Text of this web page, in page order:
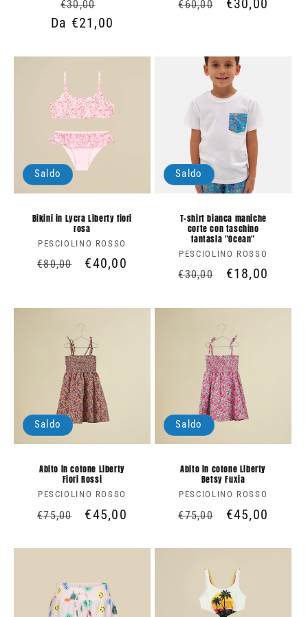
Prezzo
di
€30,00
scontato
Da €21,00
Prezzo
€60,00
Prezzo
€30,00
Saldo
Bikini in Lycra Liberty fiori
rosa
Produttore:
PESCIOLINO ROSSO
Prezzo
€80,00
Prezzo
€40,00
Saldo
T-shirt bianca maniche
corte con taschino
fantasia "Ocean"
Produttore:
PESCIOLINO ROSSO
Prezzo
listino
€30,00
Prezzo
€18,00
Saldo
Abito in cotone Liberty
Fiori Rossi
Produttore:
PESCIOLINO ROSSO
Prezzo
listino
€75,00
Prezzo
€45,00
Saldo
Abito in cotone Liberty
Betsy Fuxia
Produttore:
PESCIOLINO ROSSO
Prezzo
listino
€75,00
Prezzo
€45,00